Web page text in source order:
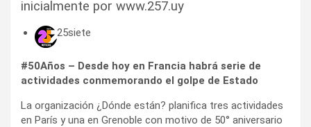
inicialmente por www.257.uy
25siete
#50Años – Desde hoy en Francia habrá serie de
actividades conmemorando el golpe de Estado
La organización ¿Dónde están? planifica tres actividades
en París y una en Grenoble con motivo de 50° aniversario